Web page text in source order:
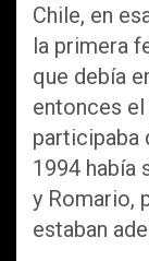
Chile, en
la primera
que debía
entonces
participaba
1994 había
y Romario,
estaban